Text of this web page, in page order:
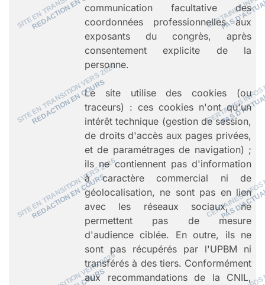
communication facultative des
coordonnées professionnelles aux
exposants du congrès, après
consentement explicite de la
personne.
Le site utilise des cookies (ou
traceurs) : ces cookies n'ont qu'un
intérêt technique (gestion de session,
de droits d'accès aux pages privées,
et de paramétrages de navigation) ;
ils ne contiennent pas d'information
à caractère commercial ni de
géolocalisation, ne sont pas en lien
avec les réseaux sociaux, ne
permettent pas de mesure
d'audience ciblée. En outre, ils ne
sont pas récupérés par l'UPBM ni
transférés à des tiers. Conformément
aux recommandations de la CNIL,